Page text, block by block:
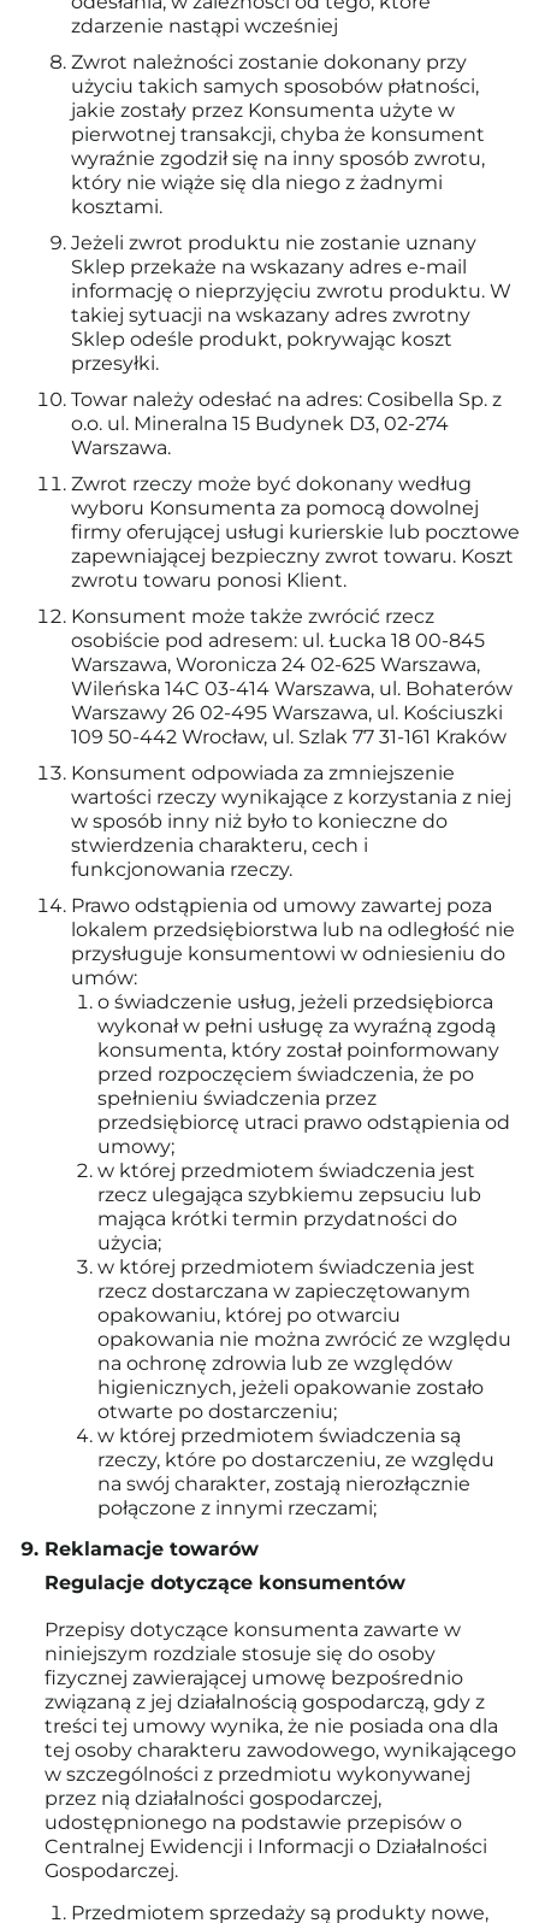
zdarzenie nastąpi wcześniej
Zwrot należności zostanie dokonany przy
użyciu takich samych sposobów płatności,
jakie zostały przez Konsumenta użyte w
pierwotnej transakcji, chyba że konsument
wyraźnie zgodził się na inny sposób zwrotu,
który nie wiąże się dla niego z żadnymi
kosztami.
Jeżeli zwrot produktu nie zostanie uznany
Sklep przekaże na wskazany adres e-mail
informację o nieprzyjęciu zwrotu produktu. W
takiej sytuacji na wskazany adres zwrotny
Sklep odeśle produkt, pokrywając koszt
przesyłki.
Towar należy odesłać na adres: Cosibella Sp. z
o.o. ul. Mineralna 15 Budynek D3, 02-274
Warszawa.
Zwrot rzeczy może być dokonany według
wyboru Konsumenta za pomocą dowolnej
firmy oferującej usługi kurierskie lub pocztowe
zapewniającej bezpieczny zwrot towaru. Koszt
zwrotu towaru ponosi Klient.
Konsument może także zwrócić rzecz
osobiście pod adresem: ul. Łucka 18 00-845
Warszawa, Woronicza 24 02-625 Warszawa,
Wileńska 14C 03-414 Warszawa, ul. Bohaterów
Warszawy 26 02-495 Warszawa, ul. Kościuszki
109 50-442 Wrocław, ul. Szlak 77 31-161 Kraków
Konsument odpowiada za zmniejszenie
wartości rzeczy wynikające z korzystania z niej
w sposób inny niż było to konieczne do
stwierdzenia charakteru, cech i
funkcjonowania rzeczy.
Prawo odstąpienia od umowy zawartej poza
lokalem przedsiębiorstwa lub na odległość nie
przysługuje konsumentowi w odniesieniu do
umów:
o świadczenie usług, jeżeli przedsiębiorca
wykonał w pełni usługę za wyraźną zgodą
konsumenta, który został poinformowany
przed rozpoczęciem świadczenia, że po
spełnieniu świadczenia przez
przedsiębiorcę utraci prawo odstąpienia od
umowy;
w której przedmiotem świadczenia jest
rzecz ulegająca szybkiemu zepsuciu lub
mająca krótki termin przydatności do
użycia;
w której przedmiotem świadczenia jest
rzecz dostarczana w zapieczętowanym
opakowaniu, której po otwarciu
opakowania nie można zwrócić ze względu
na ochronę zdrowia lub ze względów
higienicznych, jeżeli opakowanie zostało
otwarte po dostarczeniu;
w której przedmiotem świadczenia są
rzeczy, które po dostarczeniu, ze względu
na swój charakter, zostają nierozłącznie
połączone z innymi rzeczami;
Reklamacje towarów
Regulacje dotyczące konsumentów
Przepisy dotyczące konsumenta zawarte w
niniejszym rozdziale stosuje się do osoby
fizycznej zawierającej umowę bezpośrednio
związaną z jej działalnością gospodarczą, gdy z
treści tej umowy wynika, że nie posiada ona dla
tej osoby charakteru zawodowego, wynikającego
w szczególności z przedmiotu wykonywanej
przez nią działalności gospodarczej,
udostępnionego na podstawie przepisów o
Centralnej Ewidencji i Informacji o Działalności
Gospodarczej.
Przedmiotem sprzedaży są produkty nowe,